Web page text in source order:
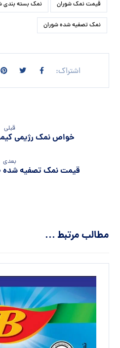
قیمت نمک شوران نمک بسته بندی
نمک تصفیه شده شوران
قبلی
خواص نمک رژیمی
بعدی
قیمت نمک تصفیه شده 20 کیلویی دلچسب
مطالب مرتبط ...